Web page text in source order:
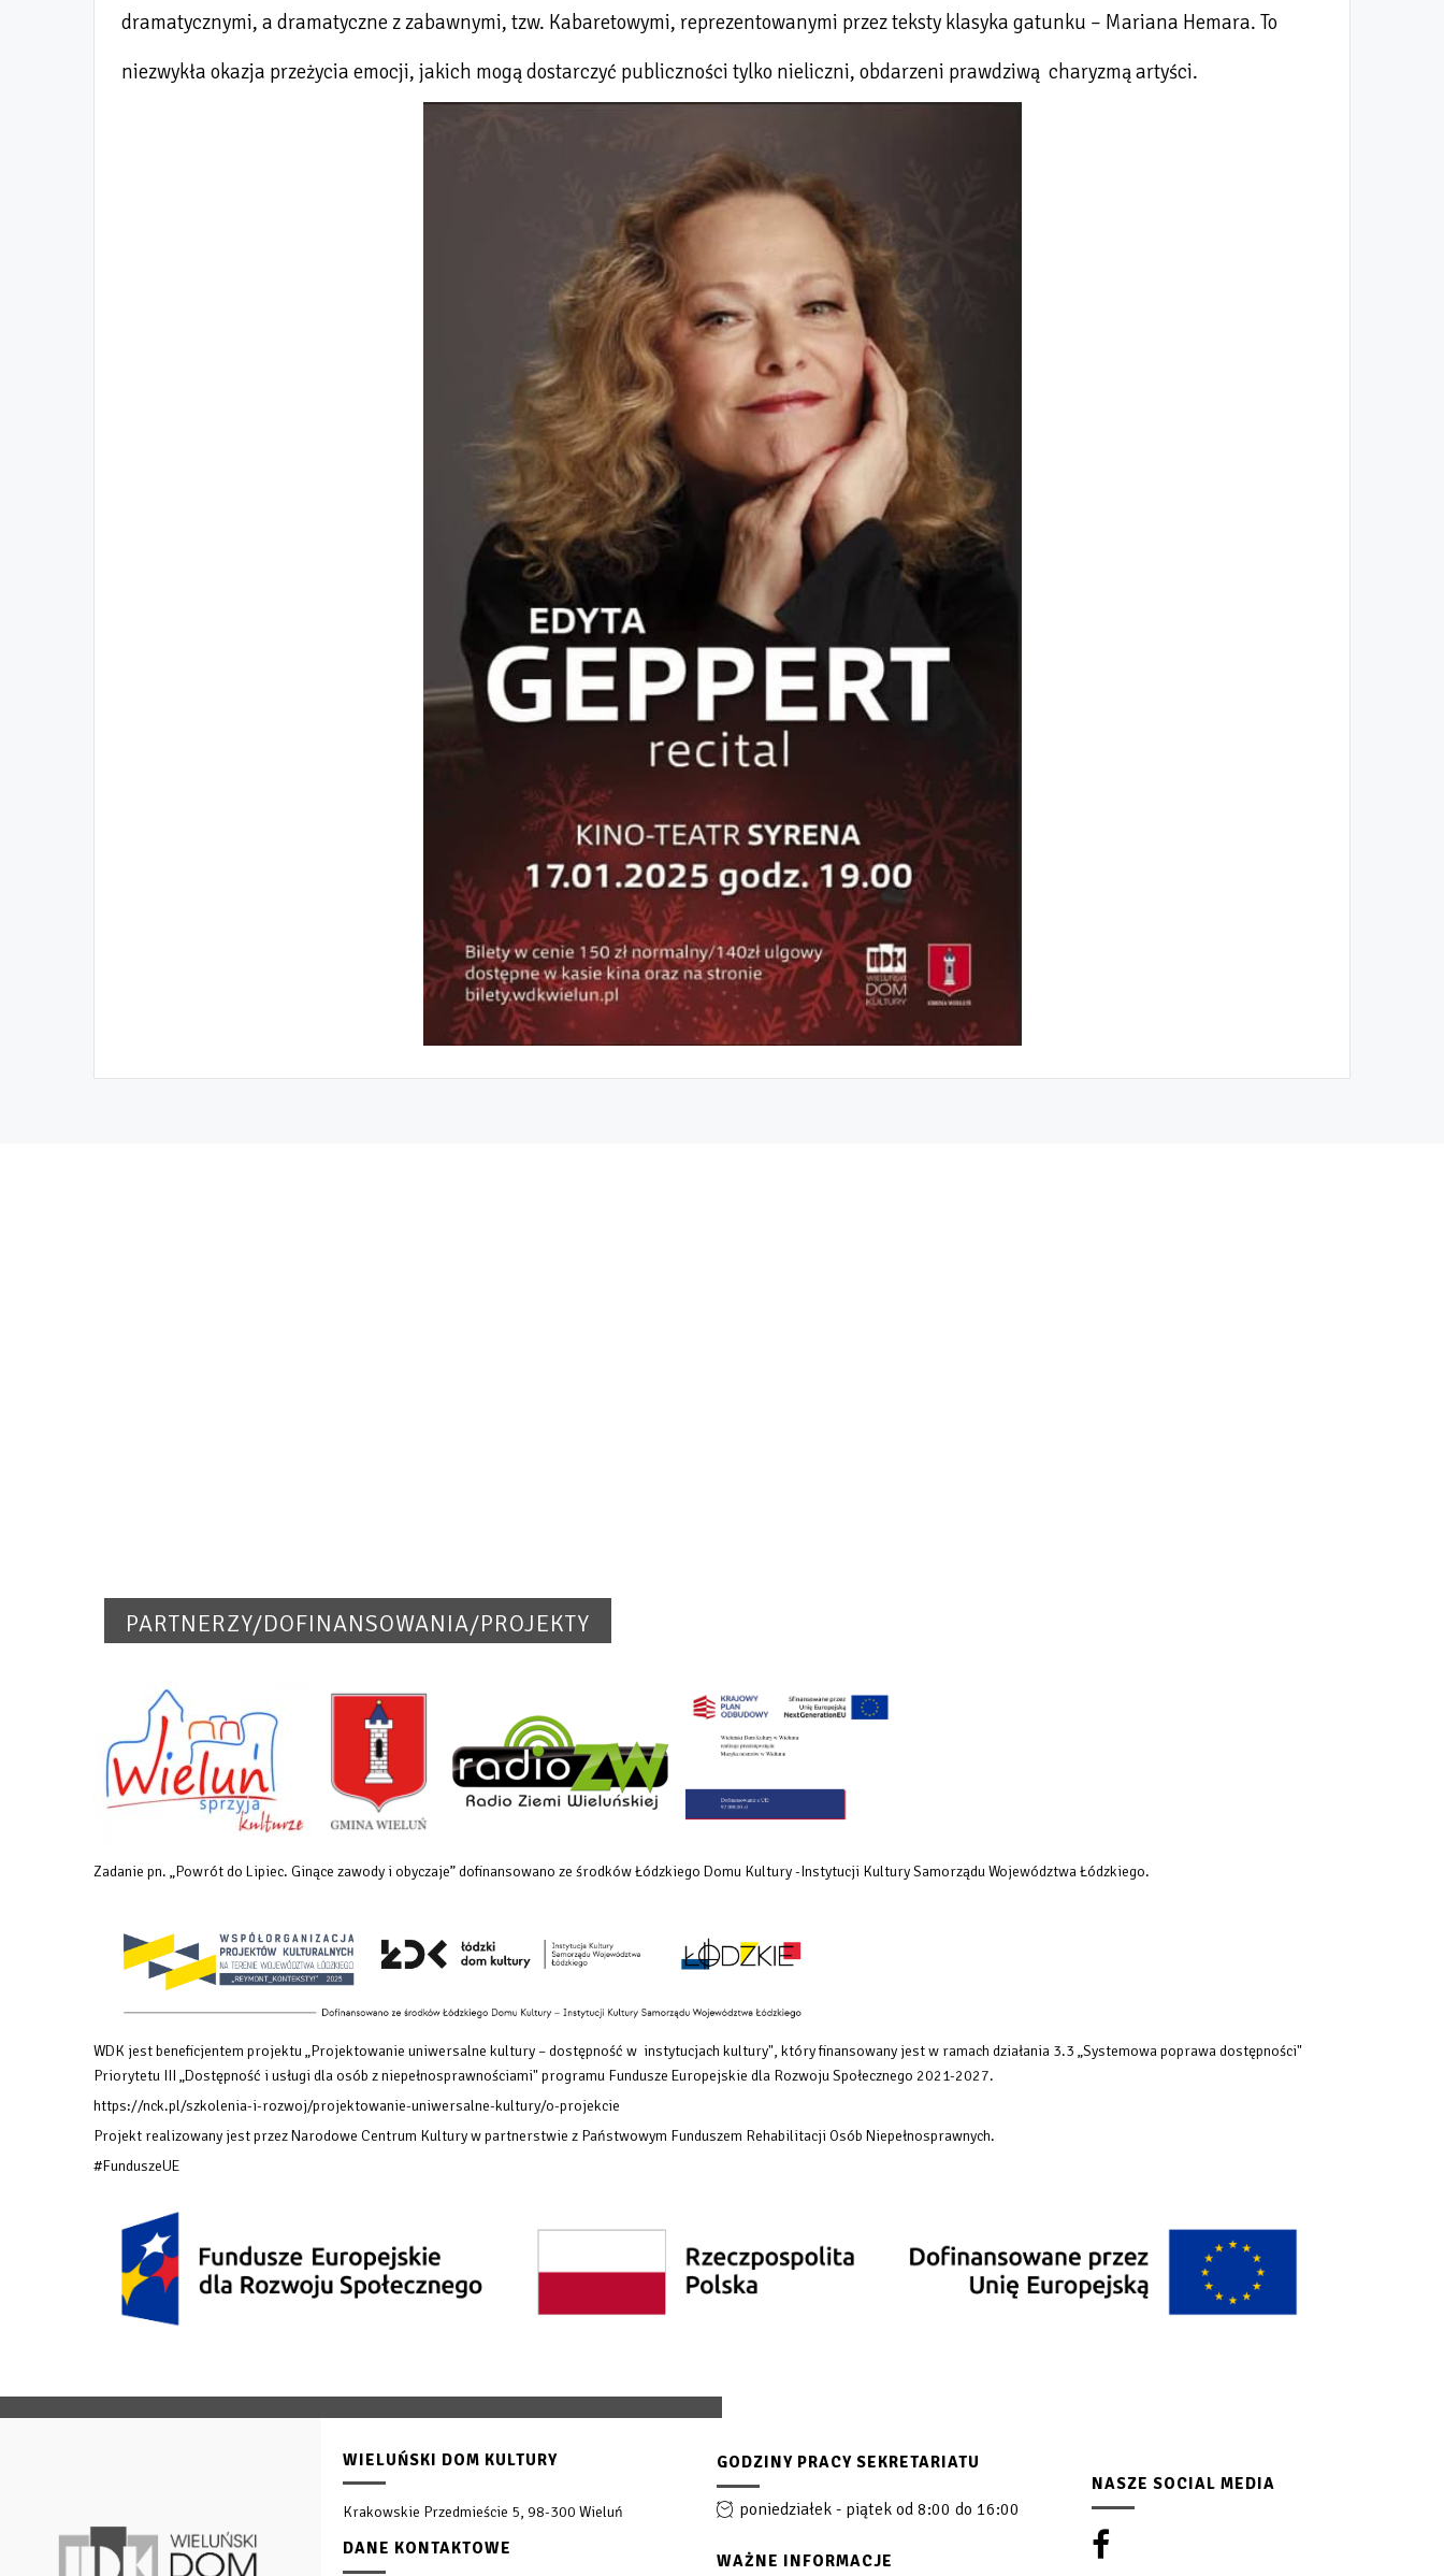
dramatycznymi, a dramatyczne z zabawnymi, tzw. Kabaretowymi, reprezentowanymi przez teksty klasyka gatunku – Mariana Hemara. To
niezwykła okazja przeżycia emocji, jakich mogą dostarczyć publiczności tylko nieliczni, obdarzeni prawdziwą charyzmą artyści.
PARTNERZY/DOFINANSOWANIA/PROJEKTY
Zadanie pn. „Powrót do Lipiec. Ginące zawody i obyczaje” dofinansowano ze środków Łódzkiego Domu Kultury -Instytucji Kultury Samorządu Województwa Łódzkiego.
WDK jest beneficjentem projektu „Projektowanie uniwersalne kultury – dostępność w instytucjach kultury", który finansowany jest w ramach działania 3.3 „Systemowa poprawa dostępności"
Priorytetu III „Dostępność i usługi dla osób z niepełnosprawnościami" programu Fundusze Europejskie dla Rozwoju Społecznego 2021-2027.
https://nck.pl/szkolenia-i-rozwoj/projektowanie-uniwersalne-kultury/o-projekcie
Projekt realizowany jest przez Narodowe Centrum Kultury w partnerstwie z Państwowym Funduszem Rehabilitacji Osób Niepełnosprawnych.
#FunduszeUE
WIELUŃSKI DOM KULTURY
Krakowskie Przedmieście 5, 98-300 Wieluń
DANE KONTAKTOWE
GODZINY PRACY SEKRETARIATU
poniedziałek - piątek od 8:00 do 16:00
WAŻNE INFORMACJE
NASZE SOCIAL MEDIA